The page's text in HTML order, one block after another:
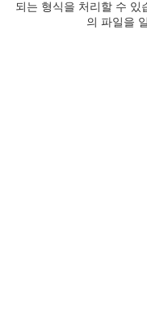
되는 형식을 처리할 수 있
의 파일을